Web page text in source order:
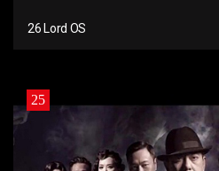
26 Lord OS
25